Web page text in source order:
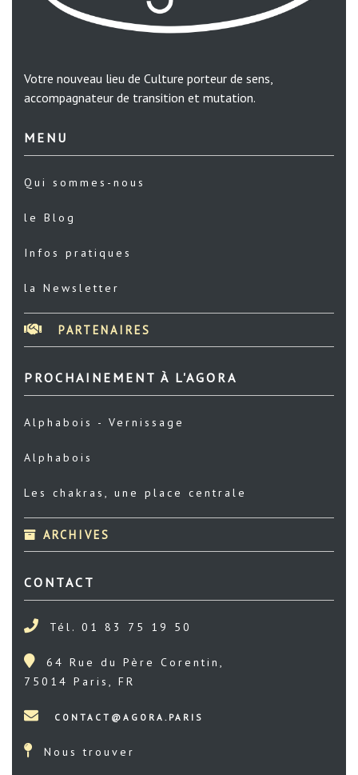
Votre nouveau lieu de Culture porteur de sens,
accompagnateur de transition et mutation.
MENU
Qui sommes-nous
le Blog
Infos pratiques
la Newsletter
PARTENAIRES
PROCHAINEMENT À L'AGORA
Alphabois - Vernissage
Alphabois
Les chakras, une place centrale
ARCHIVES
CONTACT
Tél. 01 83 75 19 50
64 Rue du Père Corentin,
75014 Paris, FR
Nous trouver